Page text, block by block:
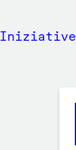
Iniziative